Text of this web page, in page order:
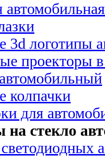
3d логотипы
проекторы
колпачки
для
на стекло